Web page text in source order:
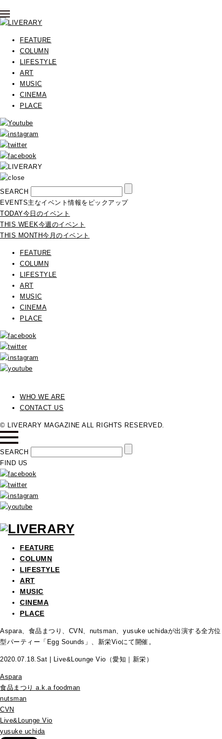
FEATURE
COLUMN
LIFESTYLE
ART
MUSIC
CINEMA
PLACE
SEARCH
EVENTS主なイベント情報をピックアップ
TODAY今日のイベント
THIS WEEK今週のイベント
THIS MONTH今月のイベント
FEATURE
COLUMN
LIFESTYLE
ART
MUSIC
CINEMA
PLACE
WHO WE ARE
CONTACT US
© LIVERARY MAGAZINE ALL RIGHTS RESERVED.
SEARCH
FIND US
FEATURE
COLUMN
LIFESTYLE
ART
MUSIC
CINEMA
PLACE
Aspara、食品まつり、CVN、nutsman、yusuke uchidaが出演する全方位
型パーティー「Egg Sounds」、新栄Vioにて開催。
2020.07.18.Sat | Live&Lounge Vio（愛知｜新栄）
Aspara
食品まつり a.k.a foodman
nutsman
CVN
Live&Lounge Vio
yusuke uchida